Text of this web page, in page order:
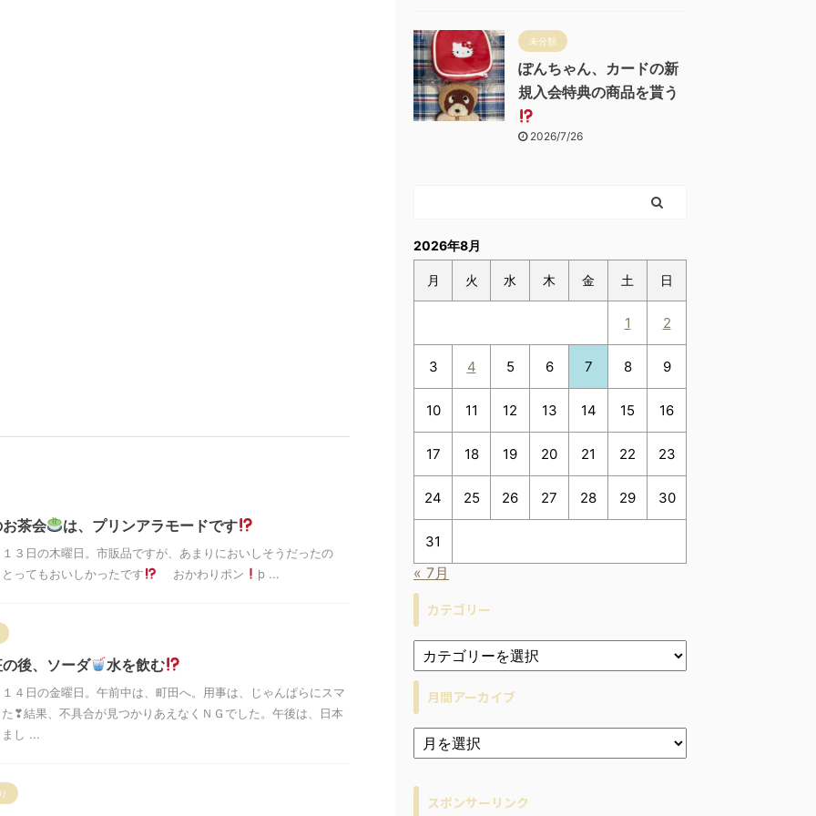
茶会 は、プリンアラモードです
３日の木曜日。市販品ですが、あまりにおいしそうだったの
ってもおいしかったです
おかわりポン þ ...
後、ソーダ 水を飲む
４日の金曜日。午前中は、町田へ。用事は、じゃんぱらにスマ
❣結果、不具合が見つかりあえなくＮＧでした。午後は、日本
し ...
未分類
ぽんちゃん、カードの新
規入会特典の商品を貰う
2026/7/26
2026年8月
月 火 水 木 金 土 日
1 2
3 4 5 6 7 8 9
10 11 12 13 14 15 16
17 18 19 20 21 22 23
24 25 26 27 28 29 30
31
« 7月
カテゴリー
月間アーカイブ
ア
ー
スポンサーリンク